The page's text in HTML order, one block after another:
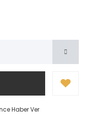
Haber Ver